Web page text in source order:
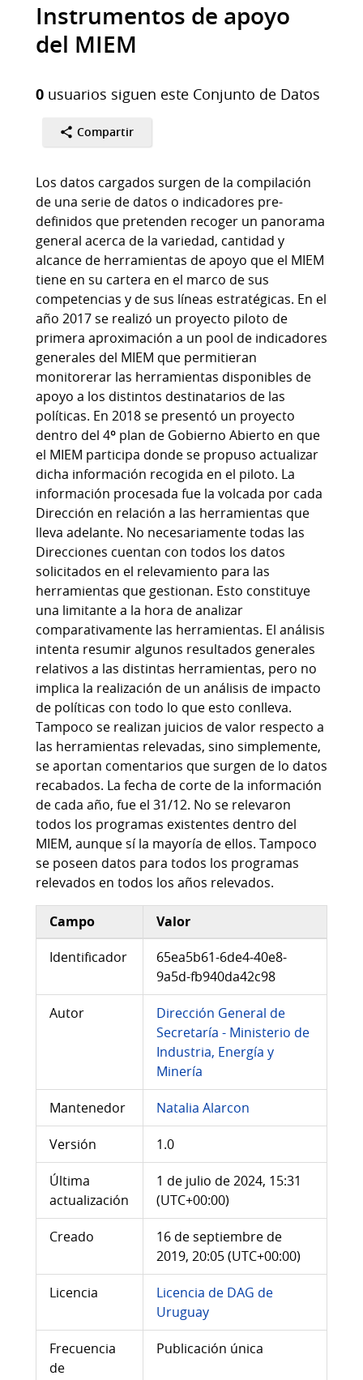
Instrumentos de apoyo
del MIEM
0 usuarios siguen este Conjunto de Datos
Compartir
Los datos cargados surgen de la compilación
de una serie de datos o indicadores pre-
definidos que pretenden recoger un panorama
general acerca de la variedad, cantidad y
alcance de herramientas de apoyo que el MIEM
tiene en su cartera en el marco de sus
competencias y de sus líneas estratégicas. En el
año 2017 se realizó un proyecto piloto de
primera aproximación a un pool de indicadores
generales del MIEM que permitieran
monitorerar las herramientas disponibles de
apoyo a los distintos destinatarios de las
políticas. En 2018 se presentó un proyecto
dentro del 4º plan de Gobierno Abierto en que
el MIEM participa donde se propuso actualizar
dicha información recogida en el piloto. La
información procesada fue la volcada por cada
Dirección en relación a las herramientas que
lleva adelante. No necesariamente todas las
Direcciones cuentan con todos los datos
solicitados en el relevamiento para las
herramientas que gestionan. Esto constituye
una limitante a la hora de analizar
comparativamente las herramientas. El análisis
intenta resumir algunos resultados generales
relativos a las distintas herramientas, pero no
implica la realización de un análisis de impacto
de políticas con todo lo que esto conlleva.
Tampoco se realizan juicios de valor respecto a
las herramientas relevadas, sino simplemente,
se aportan comentarios que surgen de lo datos
recabados. La fecha de corte de la información
de cada año, fue el 31/12. No se relevaron
todos los programas existentes dentro del
MIEM, aunque sí la mayoría de ellos. Tampoco
se poseen datos para todos los programas
relevados en todos los años relevados.
Campo
Valor
Identificador
65ea5b61-6de4-40e8-
9a5d-fb940da42c98
Autor
Dirección General de
Secretaría - Ministerio de
Industria, Energía y
Minería
Mantenedor Natalia Alarcon
Versión 1.0
Última
actualización
1 de julio de 2024, 15:31
(UTC+00:00)
Creado
16 de septiembre de
2019, 20:05 (UTC+00:00)
Licencia
Licencia de DAG de
Uruguay
Frecuencia
de
Publicación única